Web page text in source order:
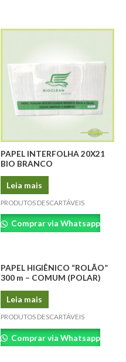
PAPEL INTERFOLHA 20X21
BIO BRANCO
Leia mais
PRODUTOS DESCARTÁVEIS
Comprar via Whatsapp
PAPEL HIGIÊNICO “ROLÃO”
300 m – COMUM (POLAR)
Leia mais
PRODUTOS DESCARTÁVEIS
Comprar via Whatsapp